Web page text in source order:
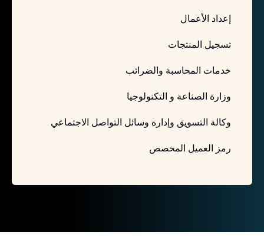
إعداد الأعمال
تسجيل المنتجات
خدمات المحاسبة والضرائب
وزارة الصناعة و التكنولوجيا
وكالة التسويق وإدارة وسائل التواصل الاجتماعي
رمز العميل المخصص